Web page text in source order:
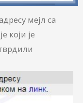
мејл са
који је